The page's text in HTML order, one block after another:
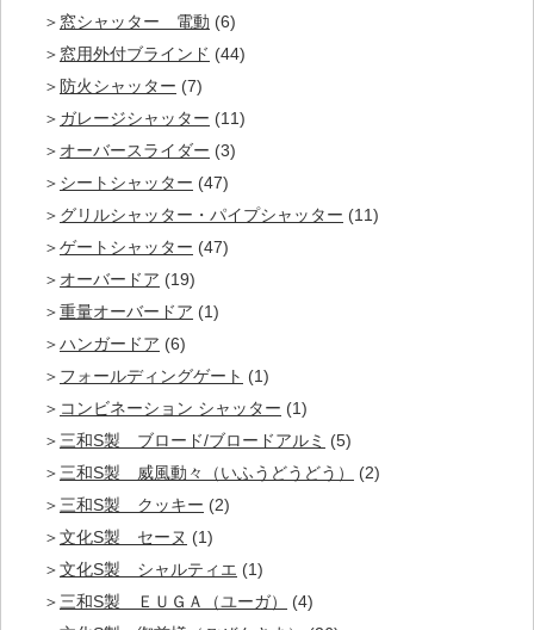
窓シャッター 電動 (6)
窓用外付ブラインド (44)
防火シャッター (7)
ガレージシャッター (11)
オーバースライダー (3)
シートシャッター (47)
グリルシャッター・パイプシャッター (11)
ゲートシャッター (47)
オーバードア (19)
重量オーバードア (1)
ハンガードア (6)
フォールディングゲート (1)
コンビネーション シャッター (1)
三和S製 ブロード/ブロードアルミ (5)
三和S製 威風動々（いふうどうどう）
(2)
三和S製 クッキー (2)
文化S製 セーヌ (1)
文化S製 シャルティエ (1)
三和S製 ＥＵＧＡ（ユーガ）
(4)